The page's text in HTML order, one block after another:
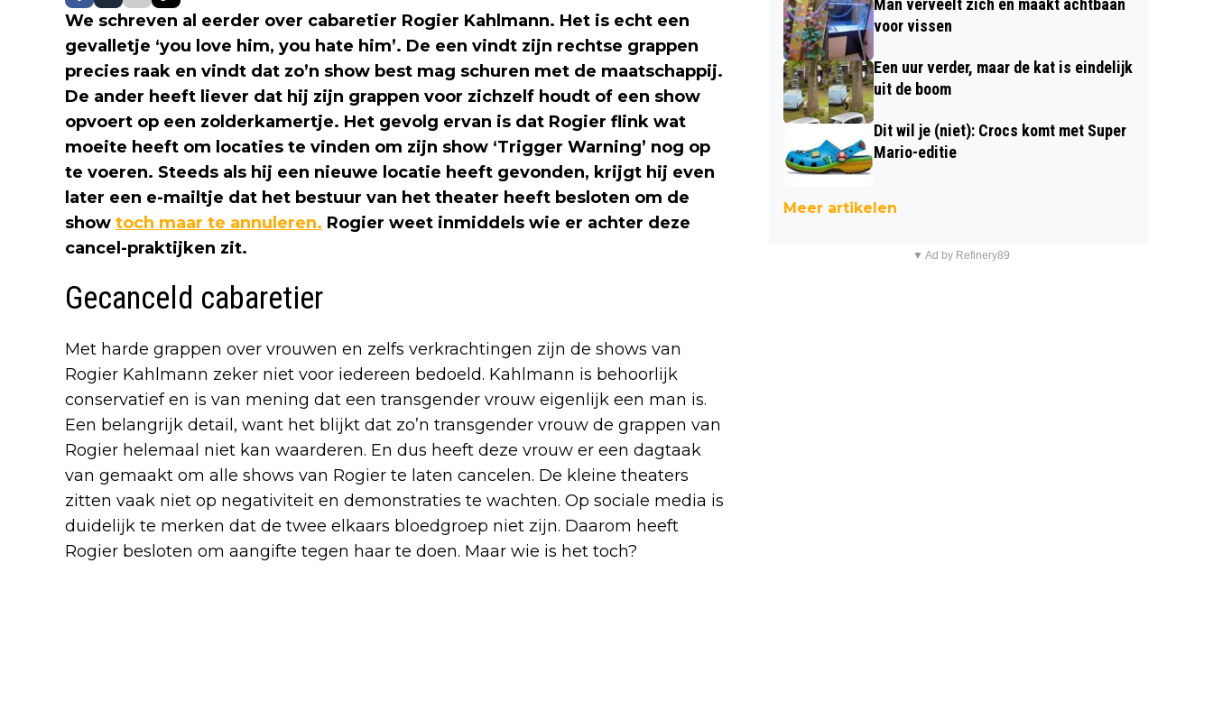
We schreven al eerder over cabaretier Rogier Kahlmann. Het is echt een
gevalletje ‘you love him, you hate him’. De een vindt zijn rechtse grappen
precies raak en vindt dat zo’n show best mag schuren met de maatschappij.
De ander heeft liever dat hij zijn grappen voor zichzelf houdt of een show
opvoert op een zolderkamertje. Het gevolg ervan is dat Rogier flink wat
moeite heeft om locaties te vinden om zijn show ‘Trigger Warning’ nog op
te voeren. Steeds als hij een nieuwe locatie heeft gevonden, krijgt hij even
later een e-mailtje dat het bestuur van het theater heeft besloten om de
show toch maar te annuleren. Rogier weet inmiddels wie er achter deze
cancel-praktijken zit.
Gecanceld cabaretier
Met harde grappen over vrouwen en zelfs verkrachtingen zijn de shows van
Rogier Kahlmann zeker niet voor iedereen bedoeld. Kahlmann is behoorlijk
conservatief en is van mening dat een transgender vrouw eigenlijk een man is.
Een belangrijk detail, want het blijkt dat zo’n transgender vrouw de grappen van
Rogier helemaal niet kan waarderen. En dus heeft deze vrouw er een dagtaak
van gemaakt om alle shows van Rogier te laten cancelen. De kleine theaters
zitten vaak niet op negativiteit en demonstraties te wachten. Op sociale media is
duidelijk te merken dat de twee elkaars bloedgroep niet zijn. Daarom heeft
Rogier besloten om aangifte tegen haar te doen. Maar wie is het toch?
Man verveelt zich en maakt achtbaan
voor vissen
Een uur verder, maar de kat is eindelijk
uit de boom
Dit wil je (niet): Crocs komt met Super
Mario-editie
Meer artikelen
▼ Ad by Refinery89